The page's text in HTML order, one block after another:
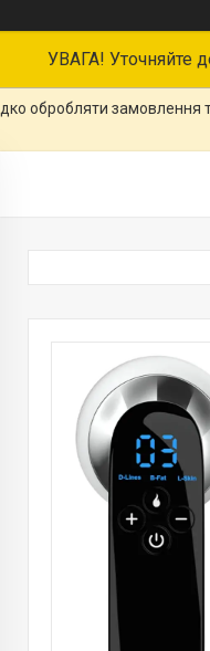
УВАГА! Уточняйте
обробляти замовлення